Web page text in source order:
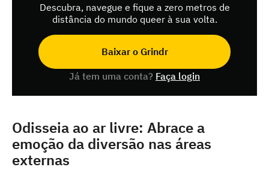
Descubra, navegue e fique a zero metros de
distância do mundo queer à sua volta.
Baixar o Grindr
Já tem uma conta? Faça login
Odisseia ao ar livre: Abrace a
emoção da diversão nas áreas
externas